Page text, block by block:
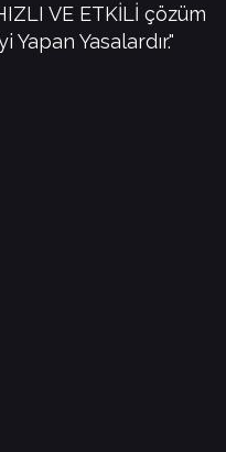
VE ETKİLİ çözüm
Yapan Yasalardır."